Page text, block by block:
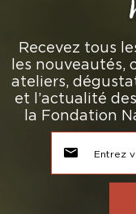
Recevez tous
les nouveautés,
ateliers,
et l’actualité
la Fondation